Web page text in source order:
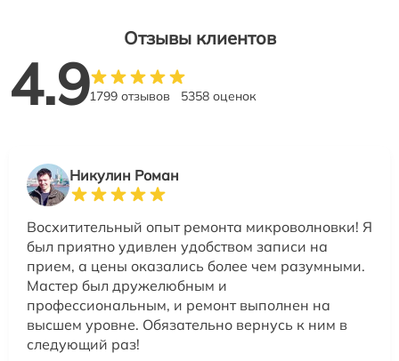
Отзывы клиентов
4.91799 отзывов 5358 оценок
Никулин Роман
Восхитительный опыт ремонта микроволновки! Я
был приятно удивлен удобством записи на
прием, а цены оказались более чем разумными.
Мастер был дружелюбным и
профессиональным, и ремонт выполнен на
высшем уровне. Обязательно вернусь к ним в
следующий раз!